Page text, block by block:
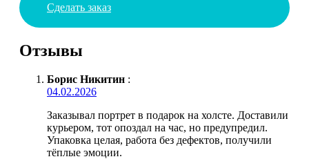
Сделать заказ
Отзывы
Борис Никитин :
04.02.2026
Заказывал портрет в подарок на холсте. Доставили
курьером, тот опоздал на час, но предупредил.
Упаковка целая, работа без дефектов, получили
тёплые эмоции.